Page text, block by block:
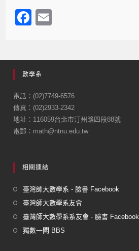
F
e
b
o
o
k
數學系
電話：(02)7749-6576
傳真：(02)2933-2342
地址：116059台北市汀州路四段88號
電郵：math@ntnu.edu.tw
相關連結
臺灣師大數學系 - 臉書 Facebook
臺灣師大數學系友會
臺灣師大數學系系友會 - 臉書 Facebook
獨數一閣 BBS